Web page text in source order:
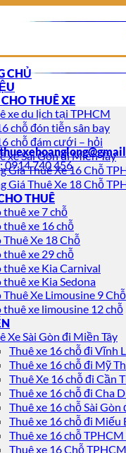
0914 740 456
CHỦ
THUÊ XE
xe du lịch tại TPHCM
chỗ đón tiễn sân bay
chỗ đám cưới – hỏi
xe Sài Gòn đi Miền Tây
Giá Thuê Xe 16 Chỗ
Giá Thuê Xe 18 Chỗ
THUÊ
thuê xe 7 chỗ
thuê xe 16 chỗ
Thuê Xe 18 Chỗ
thuê xe 29 chỗ
thuê xe Kia Carnival
thuê xe Kia Sedona
Thuê Xe Limousine 9
thuê xe limousine 12 chỗ
Xe Sài Gòn đi Miền Tây
Thuê xe 16 chỗ đi Vĩnh
Thuê xe 16 chỗ đi Mỹ
Thuê Xe 16 chỗ đi Cần
Thuê xe 16 chỗ đi Cha
Thuê xe 16 chỗ Sài Gòn
Thuê xe 16 chỗ đi Miếu
Thuê xe 16 chỗ
Thuê xe 16 Chỗ